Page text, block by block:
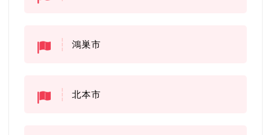
鴻巣市
北本市